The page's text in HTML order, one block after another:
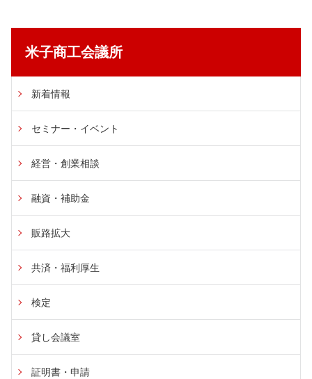
貸会議室・テナント募集
職員採用
情報
米子商工会議所
新着情報
セミナー・イベント
経営・創業相談
融資・補助金
販路拡大
共済・福利厚生
検定
貸し会議室
証明書・申請